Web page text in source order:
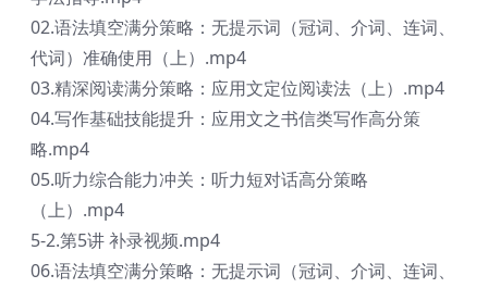
02.语法填空满分策略：无提示词（冠词、介词、连词、
代词）准确使用（上）.mp4
03.精深阅读满分策略：应用文定位阅读法（上）.mp4
04.写作基础技能提升：应用文之书信类写作高分策
略.mp4
05.听力综合能力冲关：听力短对话高分策略
（上）.mp4
5-2.第5讲 补录视频.mp4
06.语法填空满分策略：无提示词（冠词、介词、连词、